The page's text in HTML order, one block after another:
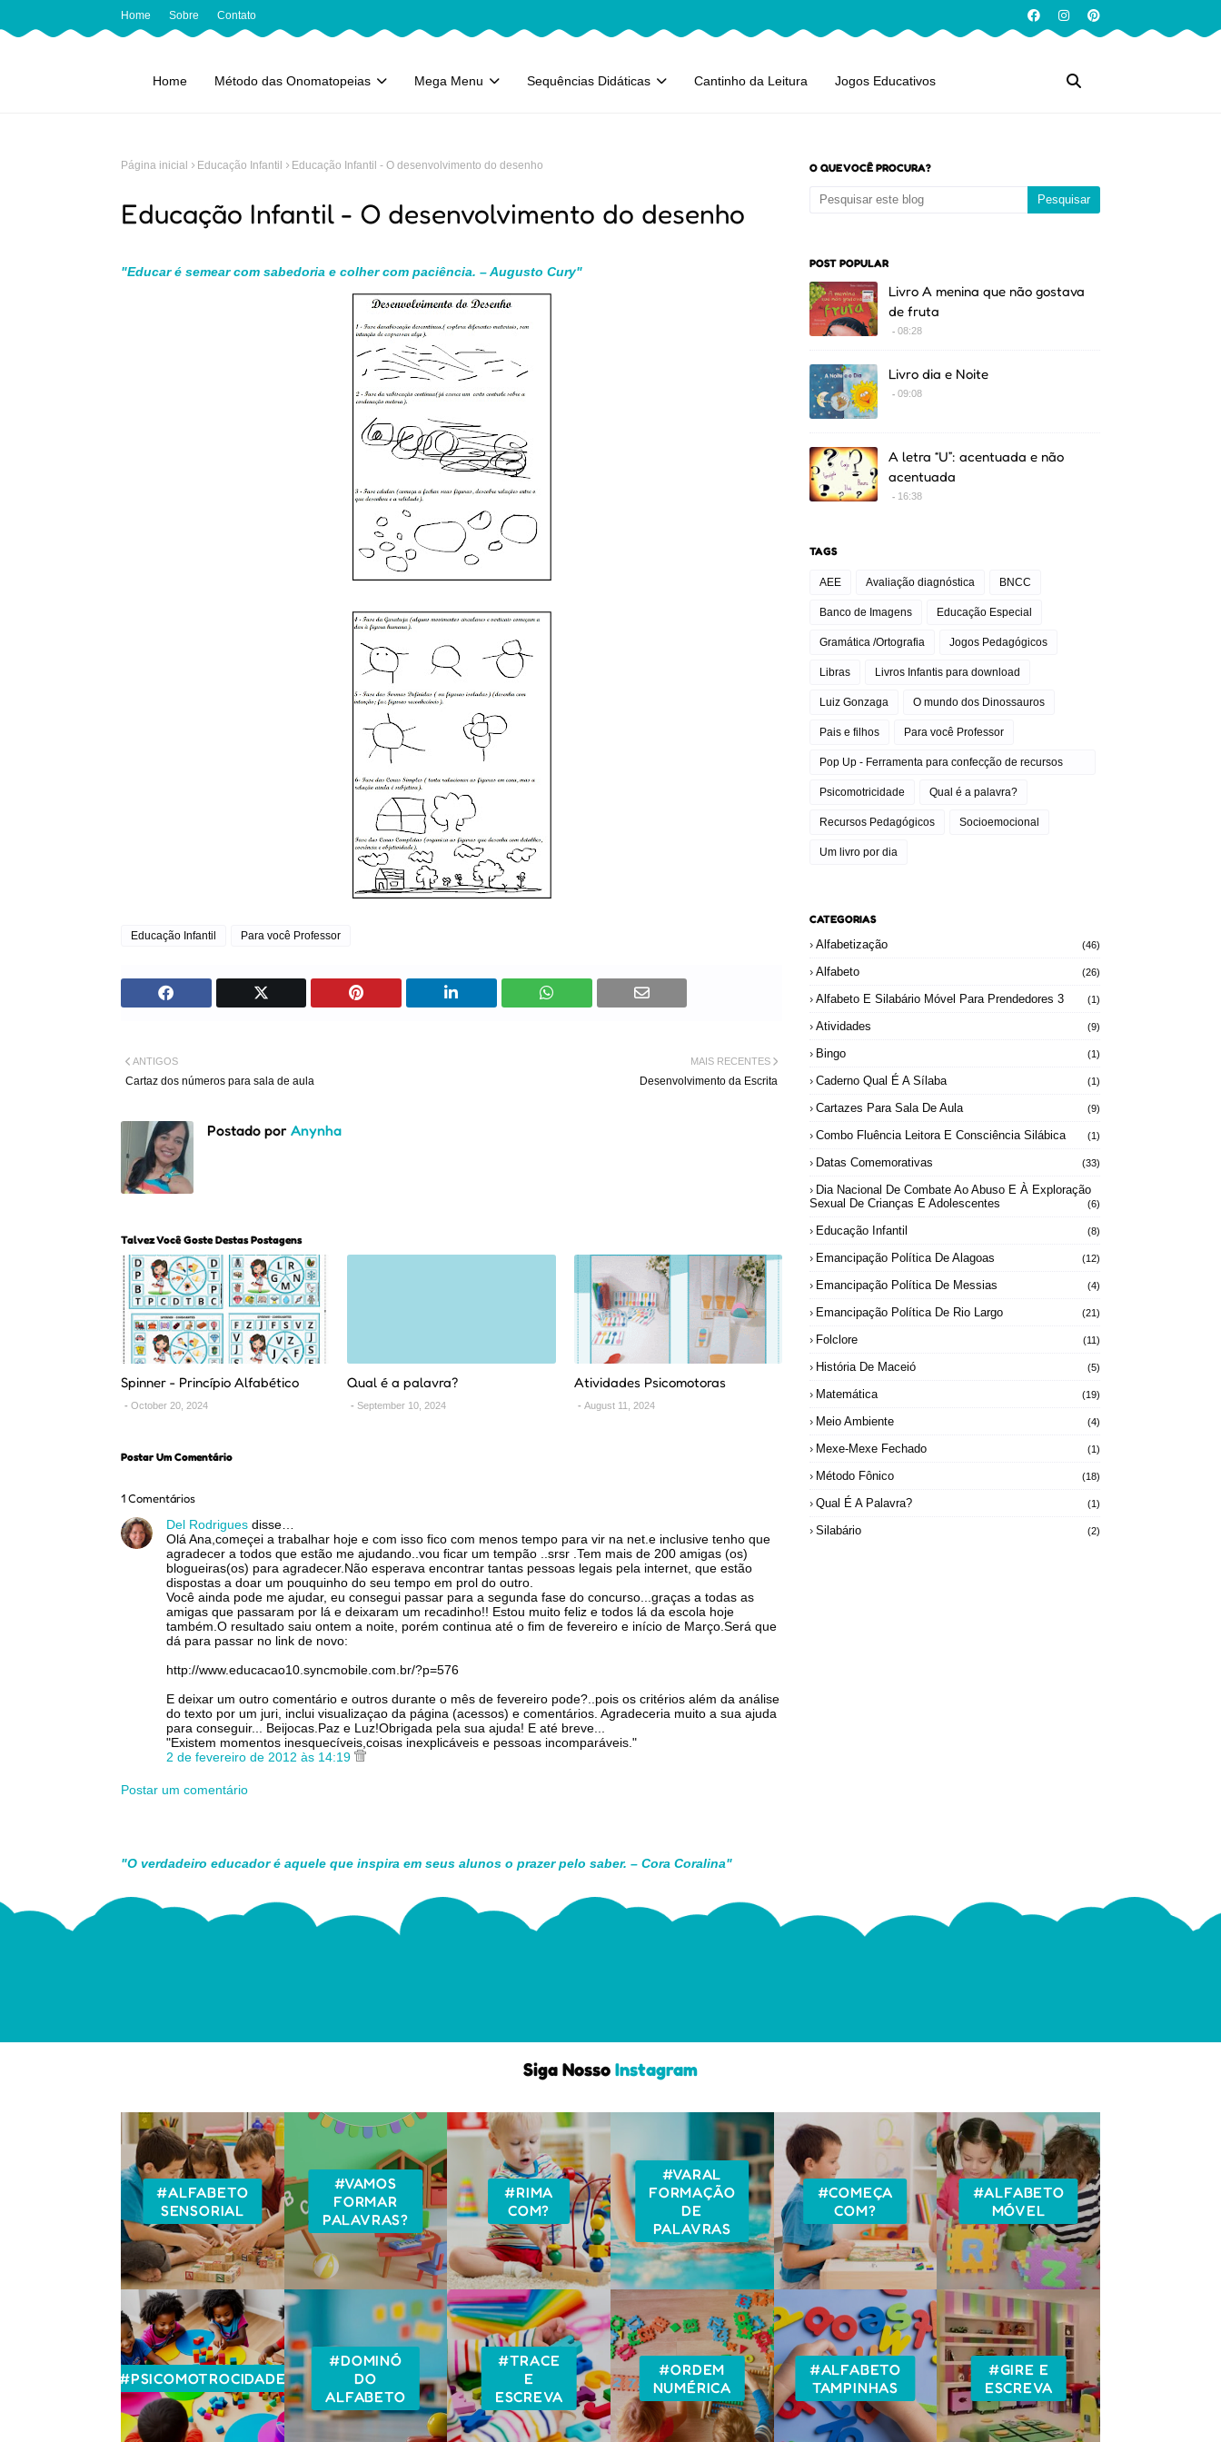
Home Sobre Contato
Home Método das Onomatopeias Mega Menu Sequências Didáticas Cantinho da Leitura Jogos Educativos
Página inicial Educação Infantil Educação Infantil - O desenvolvimento do desenho
Educação Infantil - O desenvolvimento do desenho
"Educar é semear com sabedoria e colher com paciência. – Augusto Cury"
Educação Infantil Para você Professor
MAIS RECENTES
Desenvolvimento da Escrita
ANTIGOS
Cartaz dos números para sala de aula
Postado por Anynha
Talvez Você Goste Destas Postagens
Spinner - Princípio Alfabético
October 20, 2024
Qual é a palavra?
September 10, 2024
Atividades Psicomotoras
August 11, 2024
Postar Um Comentário
1 Comentários
Del Rodrigues disse…
Olá Ana,começei a trabalhar hoje e com isso fico com menos tempo para vir na net.e inclusive tenho que
agradecer a todos que estão me ajudando..vou ficar um tempão ..srsr .Tem mais de 200 amigas (os)
blogueiras(os) para agradecer.Não esperava encontrar tantas pessoas legais pela internet, que estão
dispostas a doar um pouquinho do seu tempo em prol do outro.
Você ainda pode me ajudar, eu consegui passar para a segunda fase do concurso...graças a todas as
amigas que passaram por lá e deixaram um recadinho!! Estou muito feliz e todos lá da escola hoje
também.O resultado saiu ontem a noite, porém continua até o fim de fevereiro e início de Março.Será que
dá para passar no link de novo:
http://www.educacao10.syncmobile.com.br/?p=576
E deixar um outro comentário e outros durante o mês de fevereiro pode?..pois os critérios além da análise
do texto por um juri, inclui visualizaçao da página (acessos) e comentários. Agradeceria muito a sua ajuda
para conseguir... Beijocas.Paz e Luz!Obrigada pela sua ajuda! E até breve...
"Existem momentos inesquecíveis,coisas inexplicáveis e pessoas incomparáveis."
2 de fevereiro de 2012 às 14:19
Postar um comentário
O QUE VOCÊ PROCURA?
POST POPULAR
Livro A menina que não gostava
de fruta
08:28
Livro dia e Noite
09:08
A letra “U”: acentuada e não
acentuada
16:38
TAGS
AEE Avaliação diagnóstica BNCC
Banco de Imagens Educação Especial
Gramática /Ortografia Jogos Pedagógicos
Libras Livros Infantis para download
Luiz Gonzaga O mundo dos Dinossauros
Pais e filhos Para você Professor
Pop Up - Ferramenta para confecção de recursos
pedagógicos
Psicomotricidade Qual é a palavra?
Recursos Pedagógicos Socioemocional
Um livro por dia
CATEGORIAS
Alfabetização
(46)
Alfabeto (26)
Alfabeto E Silabário Móvel Para Prendedores 3 (1)
Atividades (9)
Bingo (1)
Caderno Qual É A Sílaba (1)
Cartazes Para Sala De Aula (9)
Combo Fluência Leitora E Consciência Silábica (1)
Datas Comemorativas (33)
Dia Nacional De Combate Ao Abuso E À Exploração
Sexual De Crianças E Adolescentes
(6)
Educação Infantil (8)
Emancipação Política De Alagoas (12)
Emancipação Política De Messias (4)
Emancipação Política De Rio Largo (21)
Folclore (11)
História De Maceió (5)
Matemática (19)
Meio Ambiente (4)
Mexe-Mexe Fechado (1)
Método Fônico (18)
Qual É A Palavra? (1)
Silabário (2)
"O verdadeiro educador é aquele que inspira em seus alunos o prazer pelo saber. – Cora Coralina"
Siga Nosso Instagram
#ALFABETO
SENSORIAL
#VAMOS
FORMAR
PALAVRAS?
#RIMA
COM?
#VARAL
FORMAÇÃO
DE
PALAVRAS
#COMEÇA
COM?
#ALFABETO
MÓVEL
#PSICOMOTROCIDADE
#DOMINÓ
DO
ALFABETO
#TRACE
E
ESCREVA
#ORDEM
NUMÉRICA
#ALFABETO
TAMPINHAS
#GIRE E
ESCREVA